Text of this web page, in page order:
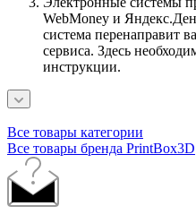
WebMoney и
система перенаправит
сервиса. Здесь
инструкции.
Все товары категории
Все товары бренда PrintBox3D